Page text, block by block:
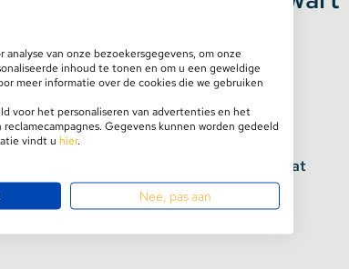
WLED Compatible
Batterijen
prijs is per stuk.
hoe wij omgaan met recyclen en wat
rechten zijn?
hier de oud voor nieuw regeling
van onze bezoekersgegevens, om onze
inhoud te tonen en om u een geweldige
meer informatie over de cookies die we gebruiken
voor het personaliseren van advertenties en het
Gegevens kunnen worden gedeeld
vindt u hier.
Nee, pas aan